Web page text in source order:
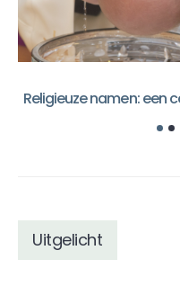
Religieuze namen: een
Uitgelicht